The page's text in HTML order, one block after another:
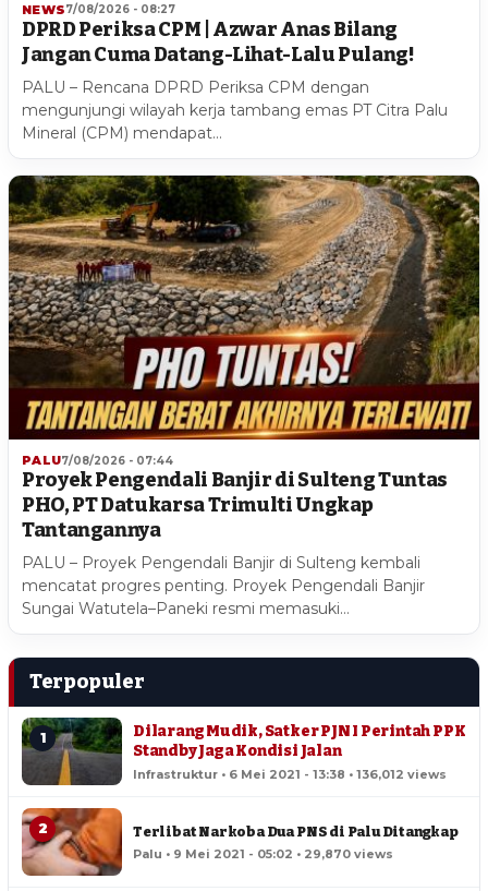
NEWS7/08/2026 - 08:27
DPRD Periksa CPM | Azwar Anas Bilang
Jangan Cuma Datang-Lihat-Lalu Pulang!
PALU – Rencana DPRD Periksa CPM dengan
mengunjungi wilayah kerja tambang emas PT Citra Palu
Mineral (CPM) mendapat…
PALU7/08/2026 - 07:44
Proyek Pengendali Banjir di Sulteng Tuntas
PHO, PT Datukarsa Trimulti Ungkap
Tantangannya
PALU – Proyek Pengendali Banjir di Sulteng kembali
mencatat progres penting. Proyek Pengendali Banjir
Sungai Watutela–Paneki resmi memasuki…
Terpopuler
1
Dilarang Mudik, Satker PJN I Perintah PPK
Standby Jaga Kondisi Jalan
Infrastruktur • 6 Mei 2021 - 13:38 • 136,012 views
2 Terlibat Narkoba Dua PNS di Palu Ditangkap
Palu • 9 Mei 2021 - 05:02 • 29,870 views